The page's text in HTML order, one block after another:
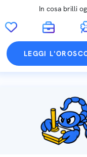
In cosa brilli
LEGGI